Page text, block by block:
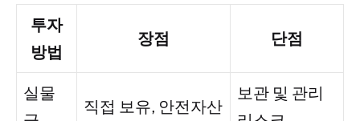
투자
방법
장점 단점
실물
직접 보유, 안전자산
보관 및 관리